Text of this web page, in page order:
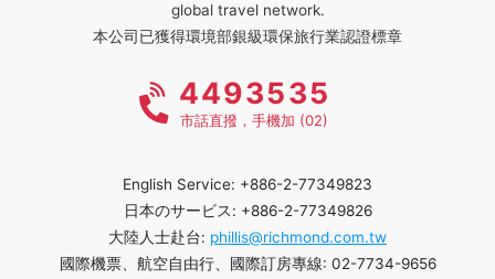
global travel network.
本公司已獲得環境部銀級環保旅行業認證標章
4493535
市話直撥，手機加 (02)
English Service: +886-2-77349823
日本のサービス: +886-2-77349826
大陸人士赴台: phillis@richmond.com.tw
國際機票、航空自由行、國際訂房專線: 02-7734-9656